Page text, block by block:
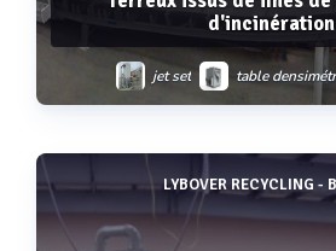
d'incinération
jet set table
Voir plus
LYBOVER RECYCLING -